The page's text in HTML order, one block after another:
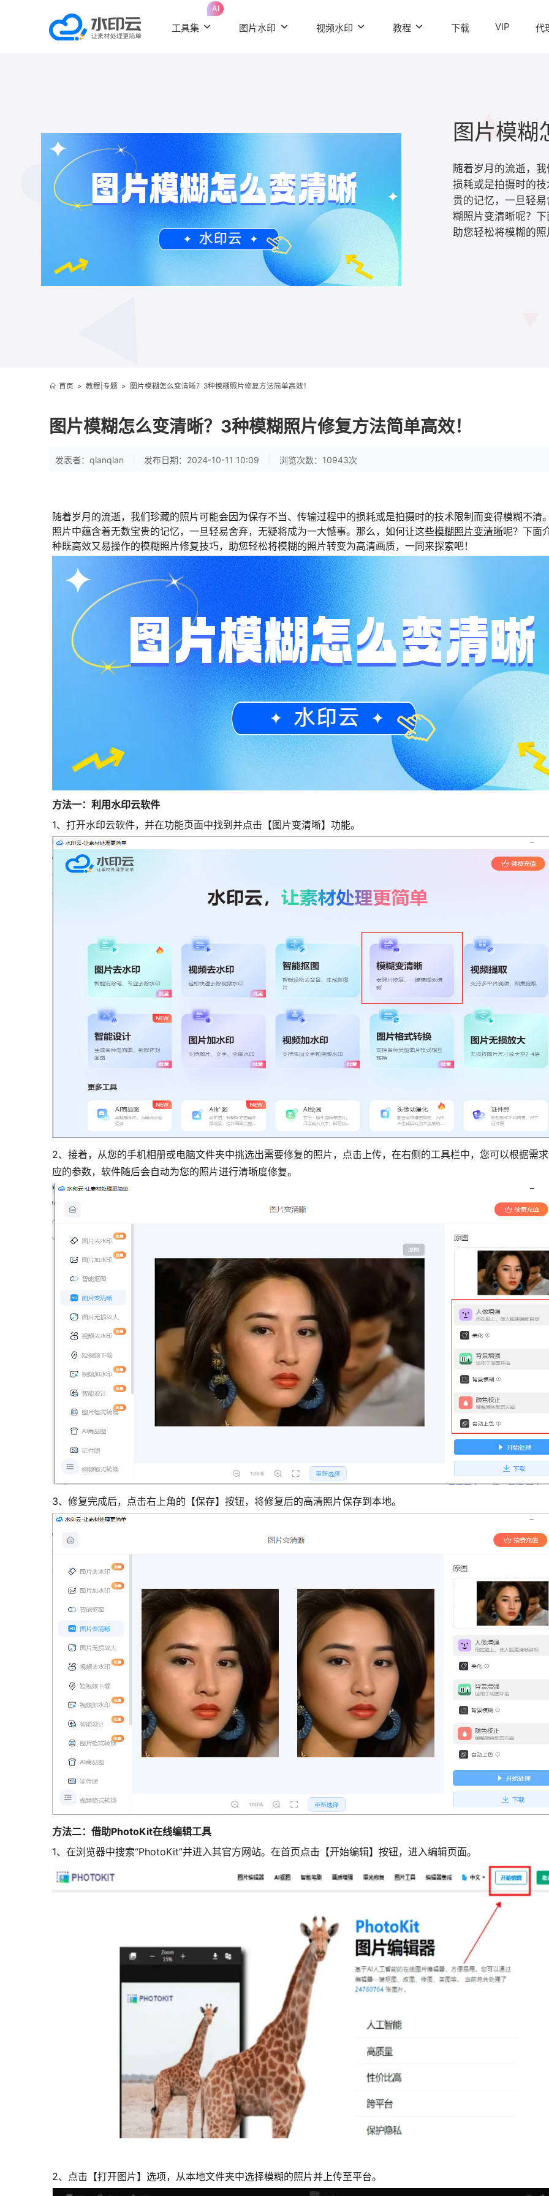
工具集
AI
图片水印 视频水印 教程 下载 VIP 代
随着岁月的流逝，
损耗或是拍摄时的
贵的记忆，一旦轻
糊照片变清晰呢？
助您轻松将模糊的
首页 > 教程|专题> 图片模糊怎么变清晰？3种模糊照片修复方法简单高效！
图片模糊怎么变清晰？3种模糊照片修复方法简单高效！
发表者：qianqian 发布日期：2024-10-11 10:09 浏览次数：10943次
随着岁月的流逝，我们珍藏的照片可能会因为保存不当、传输过程中的损耗或是拍摄时的技术限制而变得模糊不清
照片中蕴含着无数宝贵的记忆，一旦轻易舍弃，无疑将成为一大憾事。那么，如何让这些模糊照片变清晰呢？下面
种既高效又易操作的模糊照片修复技巧，助您轻松将模糊的照片转变为高清画质，一同来探索吧！
方法一：利用水印云软件
1、打开水印云软件，并在功能页面中找到并点击【图片变清晰】功能。
2、接着，从您的手机相册或电脑文件夹中挑选出需要修复的照片，点击上传，在右侧的工具栏中，您可以根据需
应的参数，软件随后会自动为您的照片进行清晰度修复。
3、修复完成后，点击右上角的【保存】按钮，将修复后的高清照片保存到本地。
方法二：借助PhotoKit在线编辑工具
1、在浏览器中搜索“PhotoKit”并进入其官方网站。在首页点击【开始编辑】按钮，进入编辑页面。
2、点击【打开图片】选项，从本地文件夹中选择模糊的照片并上传至平台。